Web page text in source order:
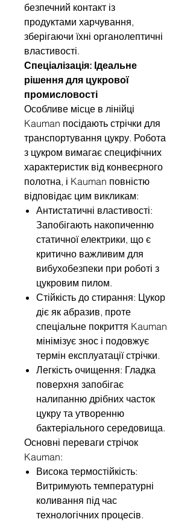
безпечний контакт із
продуктами харчування,
зберігаючи їхні органолептичні
властивості.
Спеціалізація: Ідеальне
рішення для цукрової
промисловості
Особливе місце в лінійці
Kauman посідають стрічки для
транспортування цукру. Робота
з цукром вимагає специфічних
характеристик від конвеєрного
полотна, і Kauman повністю
відповідає цим викликам:
Антистатичні властивості:
Запобігають накопиченню
статичної електрики, що є
критично важливим для
вибухобезпеки при роботі з
цукровим пилом.
Стійкість до стирання: Цукор
діє як абразив, проте
спеціальне покриття Kauman
мінімізує знос і подовжує
термін експлуатації стрічки.
Легкість очищення: Гладка
поверхня запобігає
налипанню дрібних часток
цукру та утворенню
бактеріального середовища.
Основні переваги стрічок
Kauman:
Висока термостійкість:
Витримують температурні
коливання під час
технологічних процесів.